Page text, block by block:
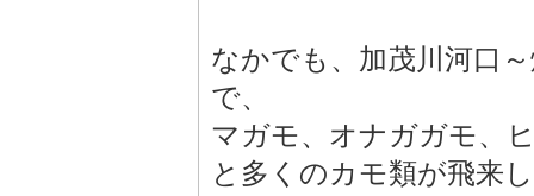
なかでも、加茂川河口
で、
マガモ、オナガガモ、
と多くのカモ類が飛来